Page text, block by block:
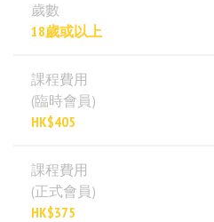
歲數
18歲或以上
課程費用
(臨時會員)
HK$405
課程費用
(正式會員)
HK$375